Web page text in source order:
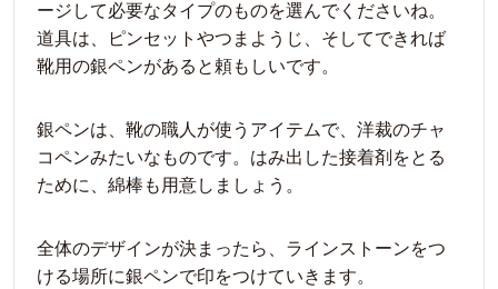
ージして必要なタイプのものを選んでくださいね。
道具は、ピンセットやつまようじ、そしてできれば
靴用の銀ペンがあると頼もしいです。
銀ペンは、靴の職人が使うアイテムで、洋裁のチャ
コペンみたいなものです。はみ出した接着剤をとる
ために、綿棒も用意しましょう。
全体のデザインが決まったら、ラインストーンをつ
ける場所に銀ペンで印をつけていきます。